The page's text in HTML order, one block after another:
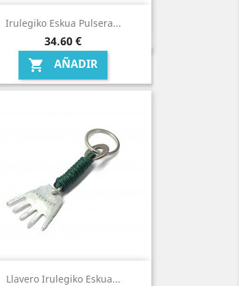
Irulegiko Eskua Pulsera...
Precio
34,60 €
 AÑADIR
Llavero Irulegiko Eskua...